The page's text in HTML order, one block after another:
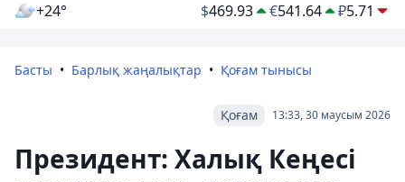
+24° $469.93 €541.64 ₽5.71
Басты Барлық жаңалықтар Қоғам тынысы
13:33, 30 маусым 2026
Қоғам
Президент: Халық Кеңесі